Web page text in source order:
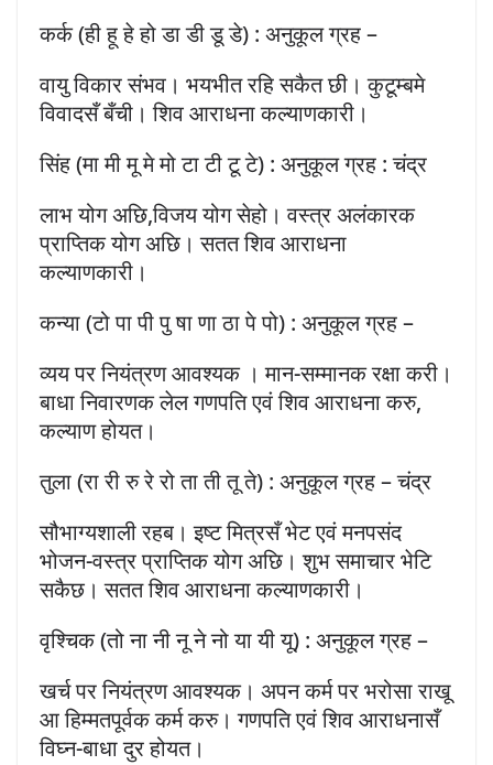
कर्क (ही हू हे हो डा डी डू डे) : अनुकूल ग्रह –
वायु विकार संभव। भयभीत रहि सकैत छी। कुटूम्बमे
विवादसँ बँची। शिव आराधना कल्याणकारी।
सिंह (मा मी मू मे मो टा टी टू टे) : अनुकूल ग्रह : चंद्र
लाभ योग अछि,विजय योग सेहो। वस्त्र अलंकारक
प्राप्तिक योग अछि। सतत शिव आराधना
कल्याणकारी।
कन्या (टो पा पी पु षा णा ठा पे पो) : अनुकूल ग्रह –
व्यय पर नियंत्रण आवश्यक । मान-सम्मानक रक्षा करी।
बाधा निवारणक लेल गणपति एवं शिव आराधना करु,
कल्याण होयत।
तुला (रा री रु रे रो ता ती तू ते) : अनुकूल ग्रह – चंद्र
सौभाग्यशाली रहब। इष्ट मित्रसँ भेट एवं मनपसंद
भोजन-वस्त्र प्राप्तिक योग अछि। शुभ समाचार भेटि
सकैछ। सतत शिव आराधना कल्याणकारी।
वृश्चिक (तो ना नी नू ने नो या यी यू) : अनुकूल ग्रह –
खर्च पर नियंत्रण आवश्यक। अपन कर्म पर भरोसा राखू
आ हिम्मतपूर्वक कर्म करु। गणपति एवं शिव आराधनासँ
विघ्न-बाधा दुर होयत।